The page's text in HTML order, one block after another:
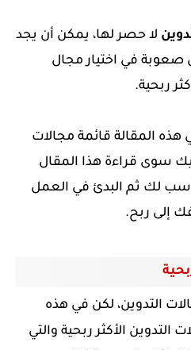
لا حصر لها، يمكن أن يجد
صعوبة في اختيار مجال
ربحية.
المقالة قائمة مجالات
سوى قراءة هذا المقال
لك ثم البدئ في العمل
إلى ربح.
التدوين، لكن في هذه
التدوين الأكثر ربحية والتي